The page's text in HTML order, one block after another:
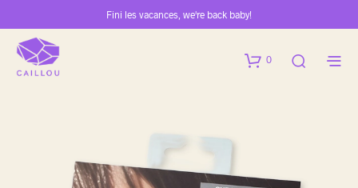
Fini les vacances, we're back baby!
0